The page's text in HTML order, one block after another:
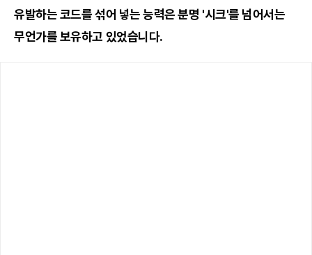
유발하는 코드를 섞어 넣는 능력은 분명 '시크'를 넘어서는
무언가를 보유하고 있었습니다.